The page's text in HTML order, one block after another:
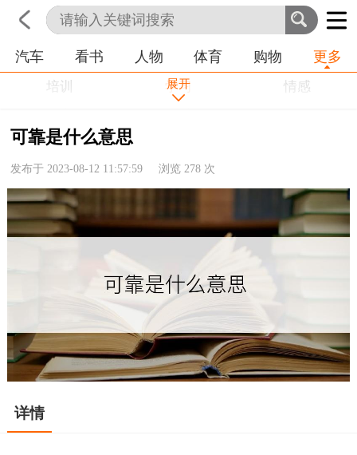
首页 科技 生活 职业
汽车 看书 人物 体育 购物 更多
培训 学习
情感
农业
健康
历史
展开
可靠是什么意思
发布于 2023-08-12 11:57:59 浏览278 次
详情